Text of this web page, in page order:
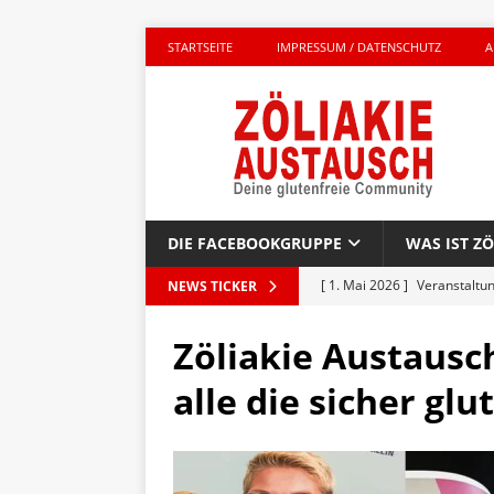
STARTSEITE IMPRESSUM / DATENSCHUTZ
DIE FACEBOOKGRUPPE WAS IST
NEWS TICKER [ 1. Mai 2026 ]
[ 27. April 2026 ] Komplett
AKTIONEN
PRODUKTTEST
Zöliakie
alle die sicher